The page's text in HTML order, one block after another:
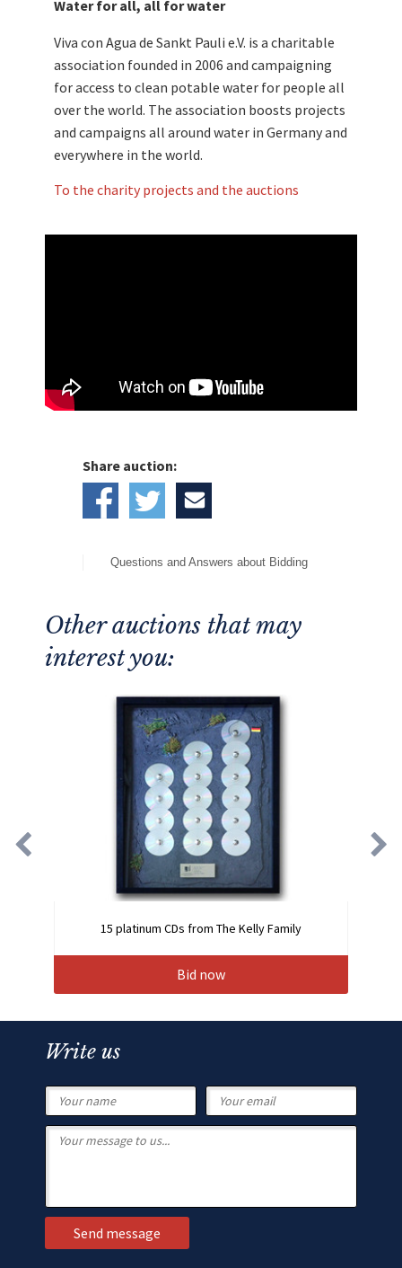
Water for all, all for water
Viva con Agua de Sankt Pauli e.V. is a charitable
association founded in 2006 and campaigning
for access to clean potable water for people all
over the world. The association boosts projects
and campaigns all around water in Germany and
everywhere in the world.
To the charity projects and the auctions
Share auction:
Questions and Answers about Bidding
Other auctions that may
interest you:
15 platinum CDs from The Kelly Family
Bid now
Write us